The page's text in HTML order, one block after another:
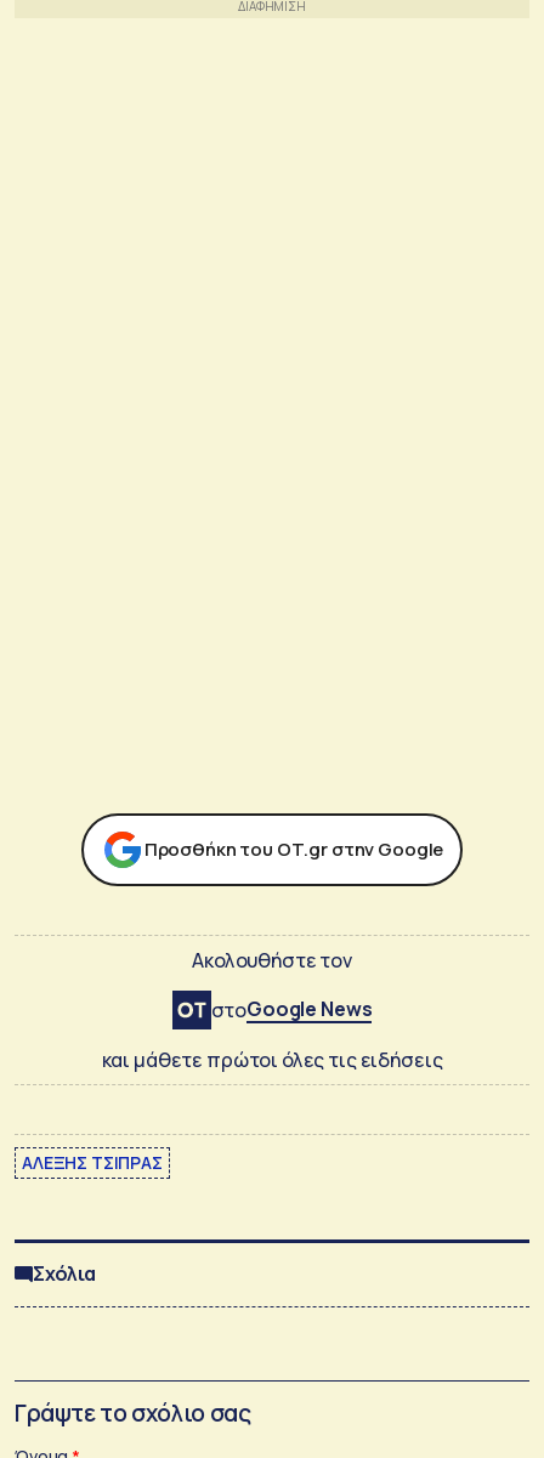
Προσθήκη του ΟΤ.gr στην Google
Ακολουθήστε τον
στοGoogle News
και μάθετε πρώτοι όλες τις ειδήσεις
ΑΛΕΞΗΣ ΤΣΙΠΡΑΣ
Σχόλια
Γράψτε το σχόλιο σας